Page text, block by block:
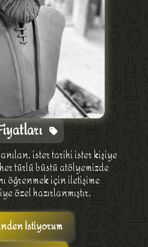
ister tarihi ister kişiye
türlü büstü atölyemizde
öğrenmek için iletişime
özel hazırlanmıştır.
İstiyorum